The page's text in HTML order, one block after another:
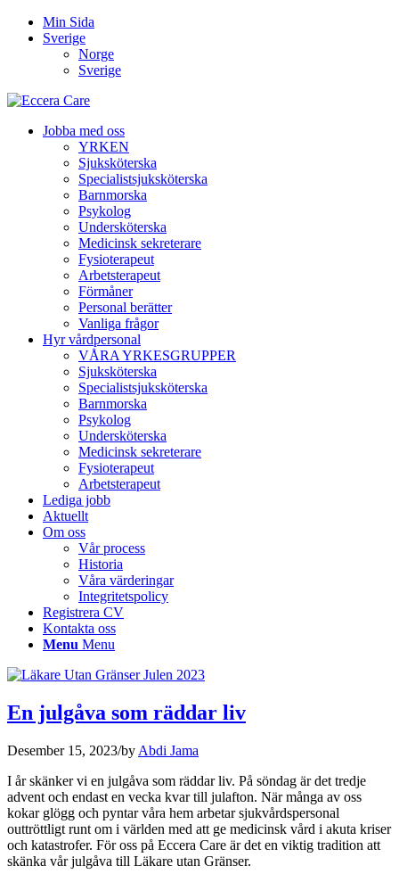
Min Sida
Sverige
Norge
Sverige
Jobba med oss
YRKEN
Sjuksköterska
Specialistsjuksköterska
Barnmorska
Psykolog
Undersköterska
Medicinsk sekreterare
Fysioterapeut
Arbetsterapeut
Förmåner
Personal berätter
Vanliga frågor
Hyr vårdpersonal
VÅRA YRKESGRUPPER
Sjuksköterska
Specialistsjuksköterska
Barnmorska
Psykolog
Undersköterska
Medicinsk sekreterare
Fysioterapeut
Arbetsterapeut
Lediga jobb
Aktuellt
Om oss
Vår process
Historia
Våra värderingar
Integritetspolicy
Registrera CV
Kontakta oss
Menu Menu
En julgåva som räddar liv
Desember 15, 2023/by Abdi Jama
I år skänker vi en julgåva som räddar liv. På söndag är det tredje
advent och endast en vecka kvar till julafton. När många av oss
kokar glögg och pyntar våra hem arbetar sjukvårdspersonal
outtröttligt runt om i världen med att ge medicinsk vård i akuta kriser
och katastrofer. För oss på Eccera Care är det en viktig tradition att
skänka vår julgåva till Läkare utan Gränser.